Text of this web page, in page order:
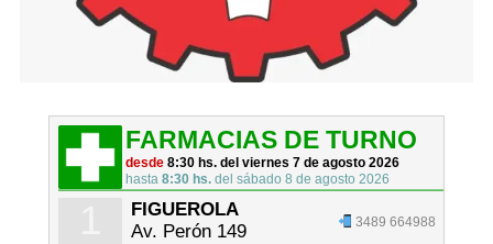
FARMACIAS DE TURNO
desde8:30 hs. del viernes 7 de agosto 2026
hasta8:30 hs. del sábado 8 de agosto 2026
FIGUEROLA
Av. Perón 149
3489 664988